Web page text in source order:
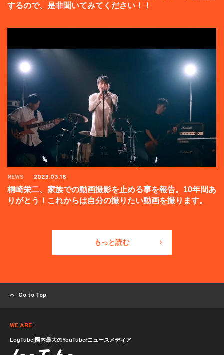
するので、是非聞いてみてください！！
NEWS 2023.03.18
桐崎栄二、家族での動画撮影を止める事を報告。10年間あ
りがとう！これからは自分の撮りたい動画を撮ります。
もっと読む
Go to Top
WE ARE :
LogTube|国内最大のYouTuberニュースメディア